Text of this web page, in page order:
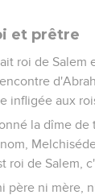
et prêtre
roi de Salem
infligée aux
la dîme de
roi de Salem,
père ni mère,